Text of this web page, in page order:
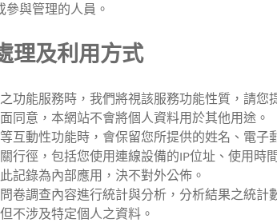
與管理的人員。
理及利用方式
功能服務時，我們將視該服務功能性質，請
同意，本網站不會將個人資料用於其他用途。
互動性功能時，會保留您所提供的姓名、電子
行徑，包括您使用連線設備的IP位址、使用時
記錄為內部應用，決不對外公佈。
卷調查內容進行統計與分析，分析結果之統計
不涉及特定個人之資料。